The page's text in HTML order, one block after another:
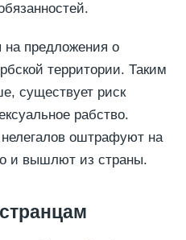
на предложения о
территории. Таким
существует риск
рабство.
оштрафуют на
и вышлют из страны.